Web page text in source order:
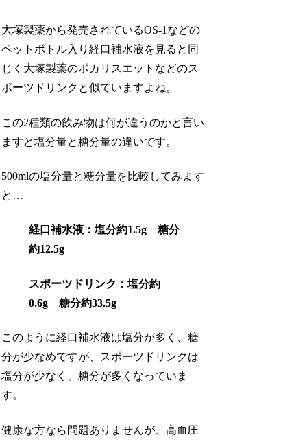
大塚製薬から発売されているOS-1などの
ペットボトル入り経口補水液を見ると同
じく大塚製薬のポカリスエットなどのス
ポーツドリンクと似ていますよね。
この2種類の飲み物は何が違うのかと言い
ますと塩分量と糖分量の違いです。
500mlの塩分量と糖分量を比較してみます
と…
経口補水液：塩分約1.5g 糖分
約12.5g
スポーツドリンク：塩分約
0.6g 糖分約33.5g
このように経口補水液は塩分が多く、糖
分が少なめですが、スポーツドリンクは
塩分が少なく、糖分が多くなっていま
す。
健康な方なら問題ありませんが、高血圧